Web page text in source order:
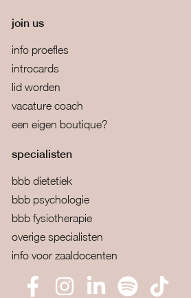
join us
info proefles
introcards
lid worden
vacature coach
een eigen boutique?
specialisten
bbb dietetiek
bbb psychologie
bbb fysiotherapie
overige specialisten
info voor zaaldocenten